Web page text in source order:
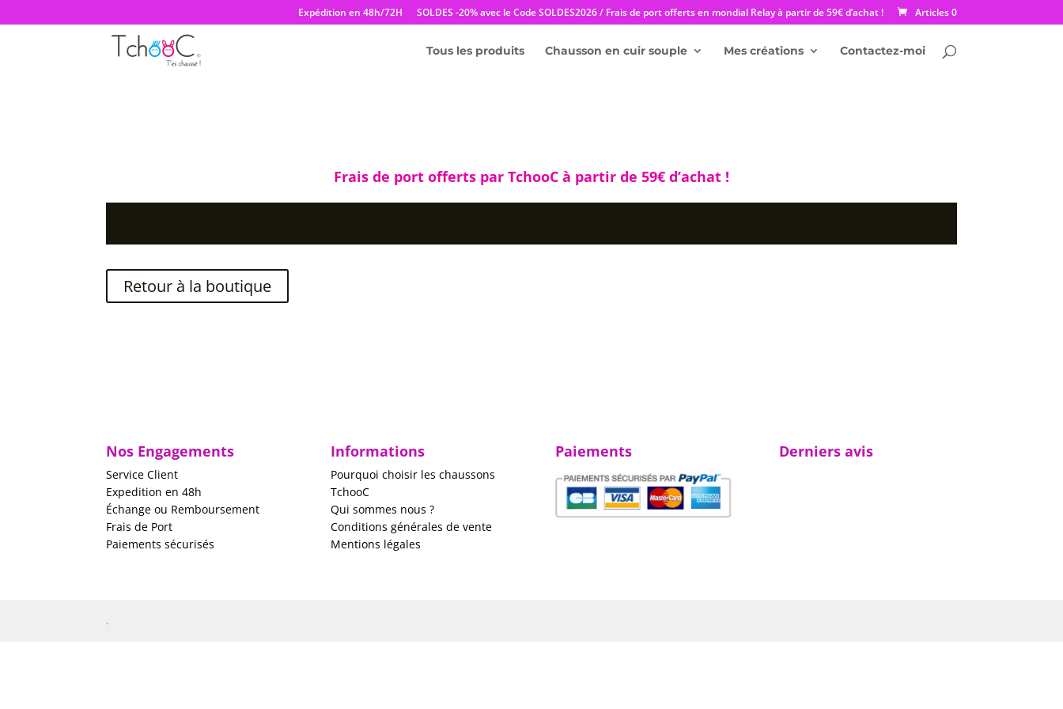
Expédition en 48h/72H SOLDES -20% avec le Code SOLDES2026 / Frais de port offerts en mondial Relay à partir de 59€ d’achat ! Articles 0
Tous les produits Chausson en cuir souple Mes créations Contactez-moi
Frais de port offerts par TchooC à partir de 59€ d’achat !
Retour à la boutique
Nos Engagements
Service Client
Expedition en 48h
Échange ou Remboursement
Frais de Port
Paiements sécurisés
Informations
Pourquoi choisir les chaussons
TchooC
Qui sommes nous ?
Conditions générales de vente
Mentions légales
Paiements Derniers avis
.